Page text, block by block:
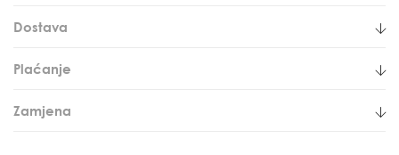
Dostava
Plaćanje
Zamjena